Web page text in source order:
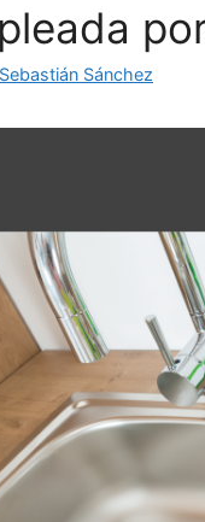
Sánchez